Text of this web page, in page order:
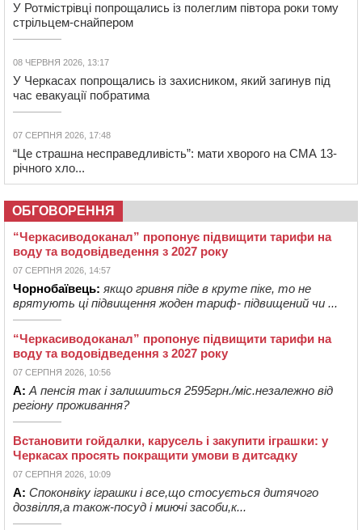
У Ротмістрівці попрощались із полеглим півтора роки тому
стрільцем-снайпером
08 ЧЕРВНЯ 2026, 13:17
У Черкасах попрощались із захисником, який загинув під
час евакуації побратима
07 СЕРПНЯ 2026, 17:48
“Це страшна несправедливість”: мати хворого на СМА 13-
річного хло...
ОБГОВОРЕННЯ
“Черкасиводоканал” пропонує підвищити тарифи на
воду та водовідведення з 2027 року
07 СЕРПНЯ 2026, 14:57
Чорнобаївець: якщо гривня піде в круте піке, то не
врятують ці підвищення жоден тариф- підвищений чи ...
“Черкасиводоканал” пропонує підвищити тарифи на
воду та водовідведення з 2027 року
07 СЕРПНЯ 2026, 10:56
А: А пенсія так і залишиться 2595грн./міс.незалежно від
регіону проживання?
Встановити гойдалки, карусель і закупити іграшки: у
Черкасах просять покращити умови в дитсадку
07 СЕРПНЯ 2026, 10:09
А: Споконвіку іграшки і все,що стосується дитячого
дозвілля,а також-посуд і миючі засоби,к...